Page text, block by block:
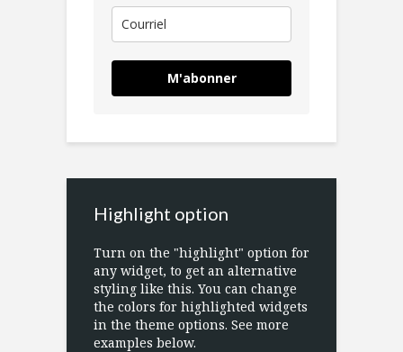
M'abonner
Highlight option
Turn on the "highlight" option for
any widget, to get an alternative
styling like this. You can change
the colors for highlighted widgets
in the theme options. See more
examples below.